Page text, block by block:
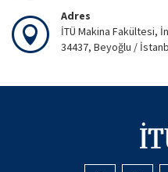
Adres
İTÜ Makina Fakültesi,
34437, Beyoğlu /